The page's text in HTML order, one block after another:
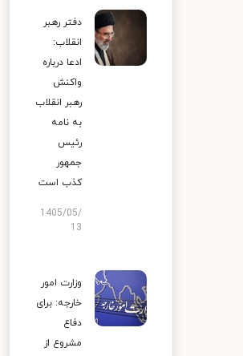
دفتر رهبر
انقلاب:
ادعا درباره
واکنش
رهبر انقلاب
به نامه
رئیس
جمهور
کذب است
1405/05/
13
وزارت امور
خارجه: برای
دفاع
مشروع از